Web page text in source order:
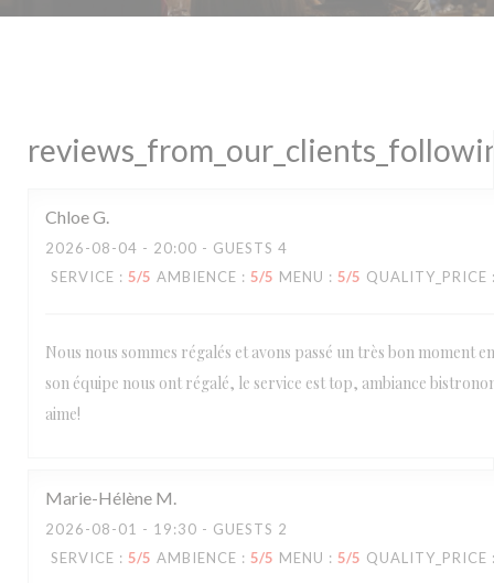
ChloeG
2026-08-04 - 20:00 - GUESTS 4
SERVICE : 5/5 AMBIENCE : 5/5 MENU : 5/5 QUALITY_PRICE
Nous nous sommes régalés et avons passé un très bon moment
son équipe nous ont régalé, le service est top, ambiance
aime!
Marie-Hélène M
2026-08-01 - 19:30 - GUESTS 2
SERVICE : 5/5 AMBIENCE : 5/5 MENU : 5/5 QUALITY_PRICE